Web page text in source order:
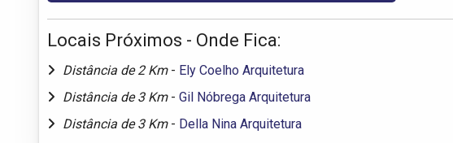
Locais Próximos - Onde Fica:
Distância de 2 Km - Ely Coelho Arquitetura
Distância de 3 Km - Gil Nóbrega Arquitetura
Distância de 3 Km - Della Nina Arquitetura